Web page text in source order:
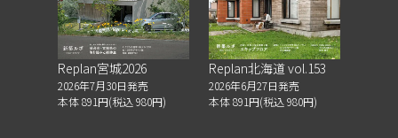
Replan宮城2026
2026年7月30日発売
本体 891円(税込 980円)
Replan北海道 vol.153
2026年6月27日発売
本体 891円(税込 980円)